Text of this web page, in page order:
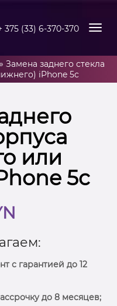
375 (33) 6-370-370
» Замена заднего стекла
iPhone 5c
или
5c
с гарантией до 12
до 8 месяцев;